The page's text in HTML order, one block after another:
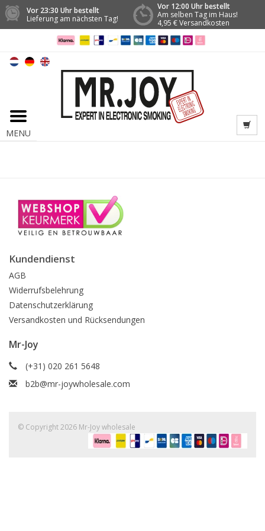
Vor 23:30 Uhr bestellt
Lieferung am nächsten Tag!
Vor 12:00 Uhr bestellt
Am selben Tag im Haus!
4,95 € Versandkosten
MENU
Kundendienst
AGB
Widerrufsbelehrung
Datenschutzerklärung
Versandkosten und Rücksendungen
Mr-Joy
(+31) 020 261 5648
b2b@mr-joywholesale.com
© Copyright 2026 Mr-Joy wholesale